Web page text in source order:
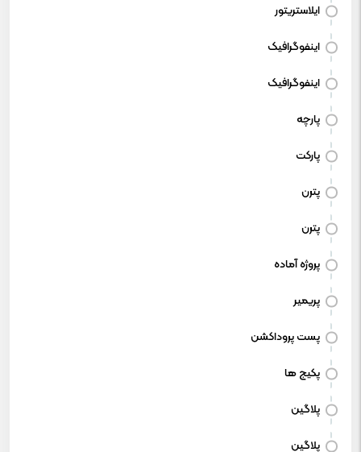
ایلاستریتور
اینفوگرافیک
اینفوگرافیک
پارچه
پارکت
پترن
پترن
پروژه آماده
پریمیر
پست پروداکشن
پکیج ها
پلاگین
پلاگین